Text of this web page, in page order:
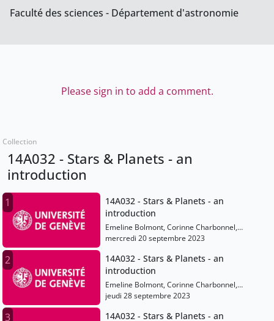
Faculté des sciences - Département d'astronomie
Please sign in to add a comment.
Collection
14A032 - Stars & Planets - an
introduction
1
14A032 - Stars & Planets - an
introduction
Emeline Bolmont, Corinne Charbonnel,
Anastasios Fragkos
mercredi 20 septembre 2023
2
14A032 - Stars & Planets - an
introduction
Emeline Bolmont, Corinne Charbonnel,
Anastasios Fragkos
jeudi 28 septembre 2023
3
14A032 - Stars & Planets - an